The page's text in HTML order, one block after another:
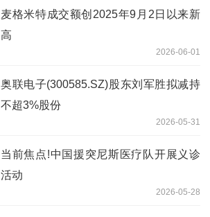
麦格米特成交额创2025年9月2日以来新
高
2026-06-01
奥联电子(300585.SZ)股东刘军胜拟减持
不超3%股份
2026-05-31
当前焦点!中国援突尼斯医疗队开展义诊
活动
2026-05-28